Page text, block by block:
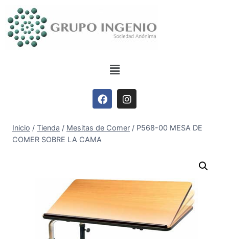
Inicio / Tienda / Mesitas de Comer / P568-00 MESA DE
COMER SOBRE LA CAMA